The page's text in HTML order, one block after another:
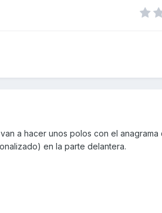
van a hacer unos polos con el
en la parte delantera.